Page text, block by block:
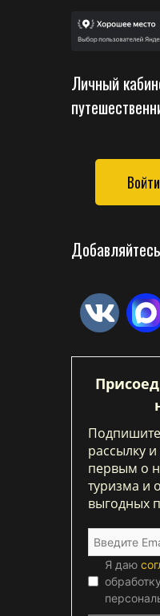
Личный
Войти
рассылку
первым о
туризма и
выгодных
Я даю